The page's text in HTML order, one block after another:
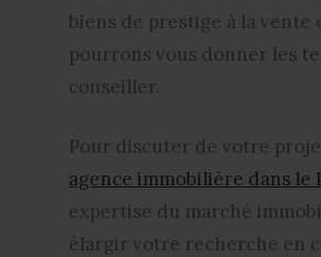
biens de prestige à la
pourrons vous donner les
conseiller.
Pour discuter de votre
agence immobilière dans le
expertise du marché
élargir votre recherche en